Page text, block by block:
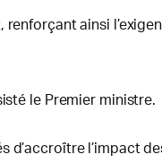
ainsi
le Premier ministre.
d’accroître l’impact